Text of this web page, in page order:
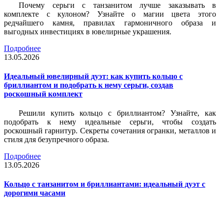
Почему серьги с танзанитом лучше заказывать в
комплекте с кулоном? Узнайте о магии цвета этого
редчайшего камня, правилах гармоничного образа и
выгодных инвестициях в ювелирные украшения.
Подробнее
13.05.2026
Идеальный ювелирный дуэт: как купить кольцо с
бриллиантом и подобрать к нему серьги, создав
роскошный комплект
Решили купить кольцо с бриллиантом? Узнайте, как
подобрать к нему идеальные серьги, чтобы создать
роскошный гарнитур. Секреты сочетания огранки, металлов и
стиля для безупречного образа.
Подробнее
13.05.2026
Кольцо с танзанитом и бриллиантами: идеальный дуэт с
дорогими часами